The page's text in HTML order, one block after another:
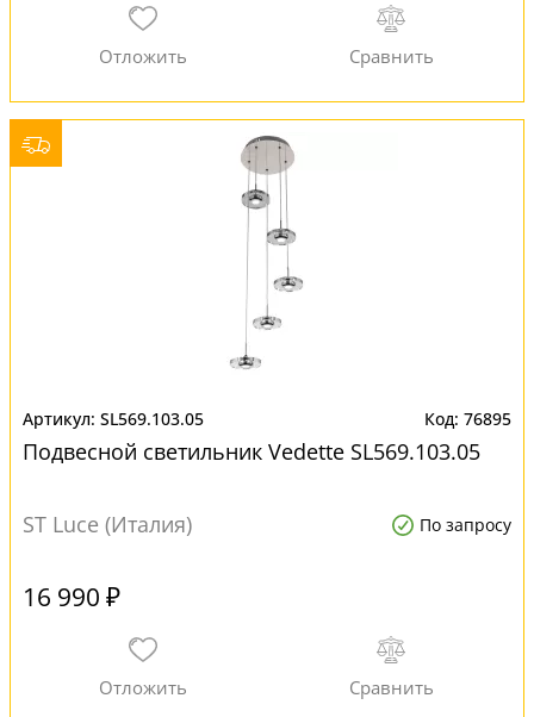
SL569.103.05 76895
Подвесной светильник Vedette SL569.103.05
ST Luce (Италия) По запросу
16 990 ₽